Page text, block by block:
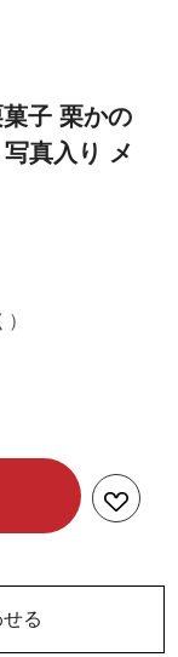
子 栗かの
真入り メ
る